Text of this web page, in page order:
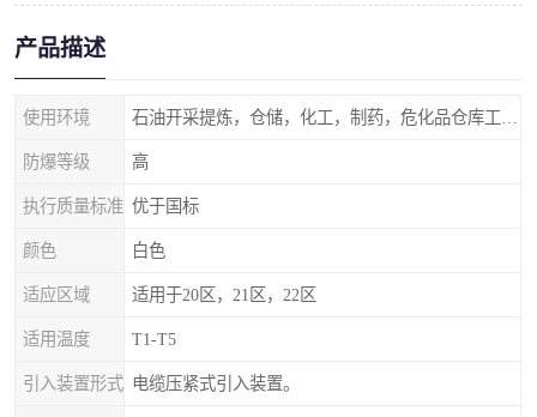
产品描述
使用环境
防爆等级 高
执行质量标准 优于国标
颜色 白色
适应区域 适用于20区，21区，22区
适用温度 T1-T5
引入装置形式 电缆压紧式引入装置。